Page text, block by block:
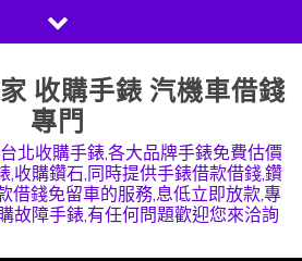
收購手錶 汽機車借錢
專門
北收購手錶,各大品牌手錶免費估價
,收購鑽石,同時提供手錶借款借錢,鑽
借錢免留車的服務,息低立即放款,專
故障手錶,有任何問題歡迎您來洽詢